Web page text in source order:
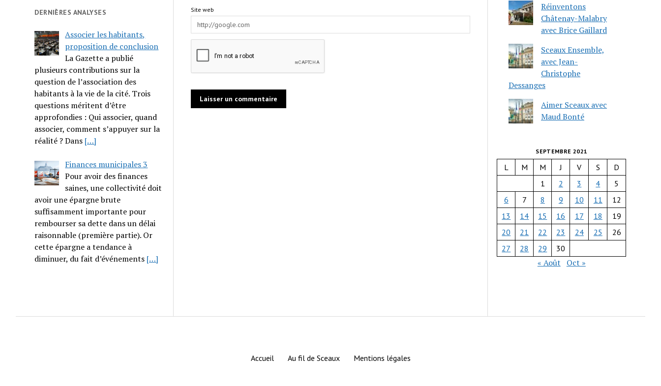
DERNIÈRES ANALYSES
Associer les habitants,
proposition de conclusion
La Gazette a publié
plusieurs contributions sur la
question de l’association des
habitants à la vie de la cité. Trois
questions méritent d’être
approfondies : Qui associer, quand
associer, comment s’appuyer sur la
réalité ? Dans […]
Finances municipales 3
Pour avoir des finances
saines, une collectivité doit
avoir une épargne brute
suffisamment importante pour
rembourser sa dette dans un délai
raisonnable (première partie). Or
cette épargne a tendance à
diminuer, du fait d’événements […]
Site web
Réinventons
Châtenay-Malabry
avec Brice Gaillard
Sceaux Ensemble,
avec Jean-
Christophe
Dessanges
Aimer Sceaux avec
Maud Bonté
SEPTEMBRE 2021
L M M J V S
D
1
2 3 4
5
6
7 8 9 10 11
12
13
14 15 16 17 18
19
20
21 22 23 24 25
26
27
28 29 30
« Août Oct »
Accueil Au fil de Sceaux Mentions légales